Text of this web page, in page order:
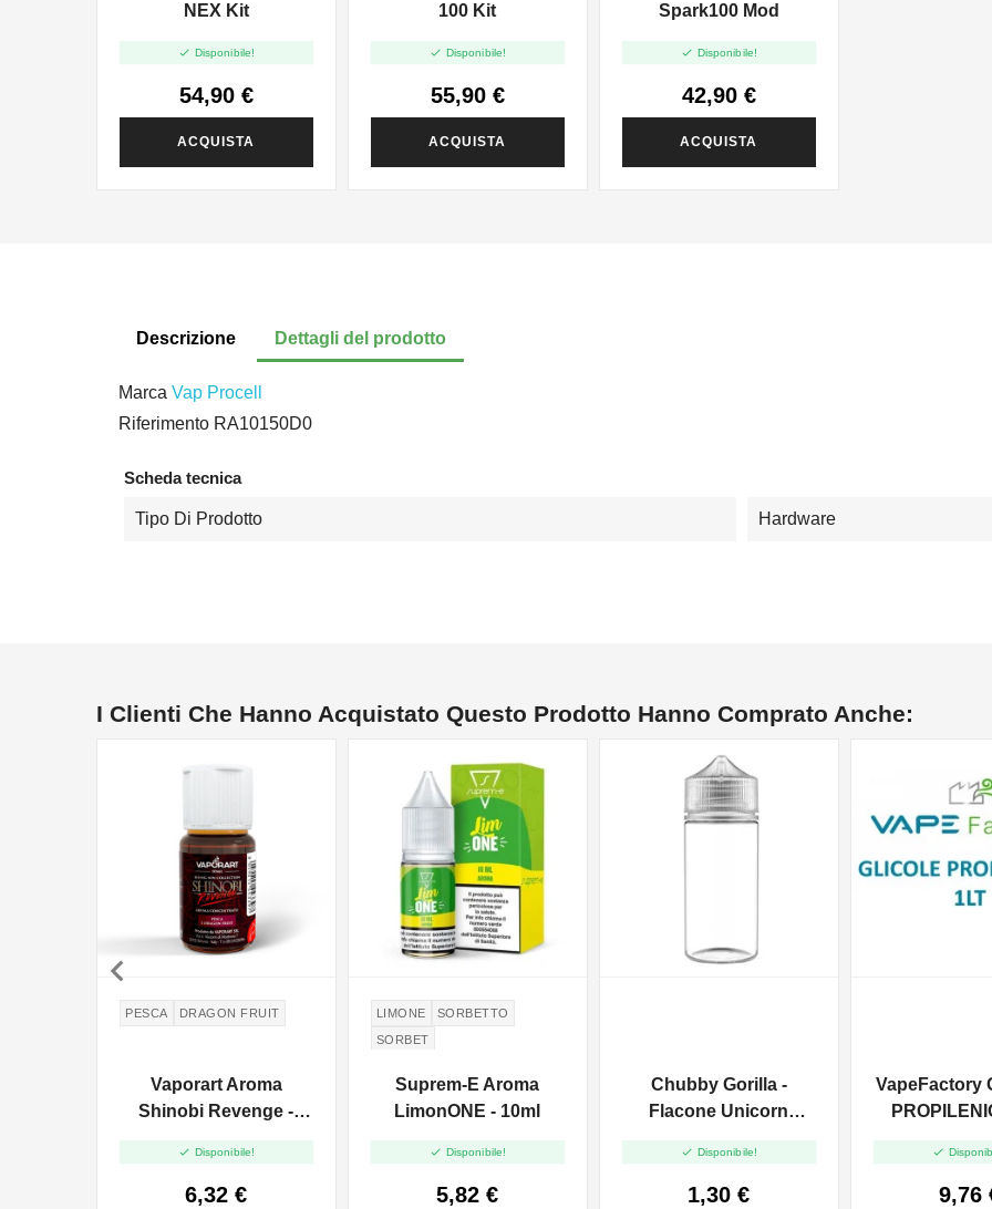
NEX Kit
 Disponibile!
54,90 €
ACQUISTA
100 Kit
 Disponibile!
55,90 €
ACQUISTA
Spark100 Mod
 Disponibile!
42,90 €
ACQUISTA
Descrizione Dettagli del prodotto
Marca Vap Procell
Riferimento RA10150D0
Scheda tecnica
Tipo Di Prodotto Hardware
I Clienti Che Hanno Acquistato Questo Prodotto Hanno Comprato Anche:
PESCA DRAGON FRUIT
Vaporart Aroma
Shinobi Revenge -
 Disponibile!
6,32 €
LIMONE
SORBETTO
SORBET
Suprem-E Aroma
LimonONE - 10ml
 Disponibile!
5,82 €
Chubby Gorilla -
Flacone Unicorn
 Disponibile!
1,30 €
VapeFactory

9,76
